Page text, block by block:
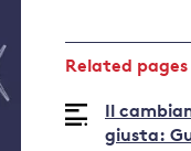
Related pages
Il
giusta: